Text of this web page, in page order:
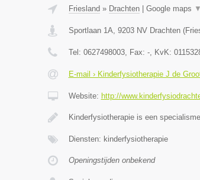
Friesland » Drachten| Google maps ▼
Sportlaan 1A, 9203 NV Drachten(
Tel: 0627498003, Fax: -, KvK:
E-mail › Kinderfysiotherapie J de
Website: http://
Kinderfysiotherapie is een
Diensten: kinderfysiotherapie
Openingstijden onbekend